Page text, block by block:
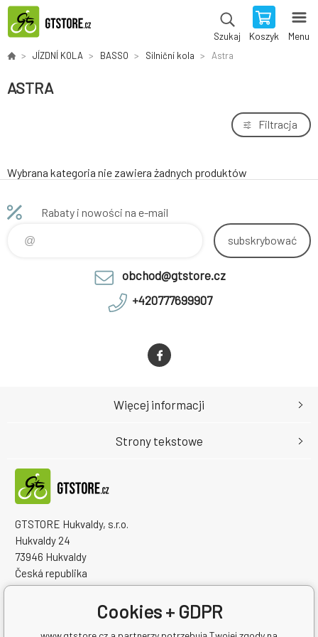
Szukaj Koszyk Menu
JÍZDNÍ KOLA BASSO Silniční kola Astra
ASTRA
Filtracja
Wybrana kategoria nie zawiera żadnych produktów
Rabaty i nowości na e-mail
subskrybować
obchod@gtstore.cz
+420777699907
GTSTORE Hukvaldy, s.r.o.
Hukvaldy 24
73946 Hukvaldy
Česká republika
Numer identyfikacyjny firmy: 22259848
Więcej informacji
Strony tekstowe
Cookies + GDPR